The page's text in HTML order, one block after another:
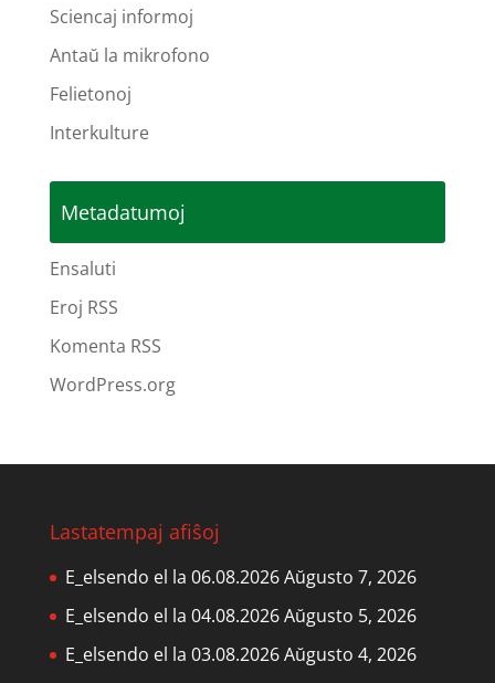
Sciencaj informoj
Antaŭ la mikrofono
Felietonoj
Interkulture
Metadatumoj
Ensaluti
Eroj RSS
Komenta RSS
WordPress.org
Lastatempaj afiŝoj
E_elsendo el la 06.08.2026Aŭgusto 7, 2026
E_elsendo el la 04.08.2026Aŭgusto 5, 2026
E_elsendo el la 03.08.2026Aŭgusto 4, 2026